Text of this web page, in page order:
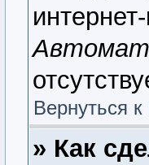
Вернуться к
» Как